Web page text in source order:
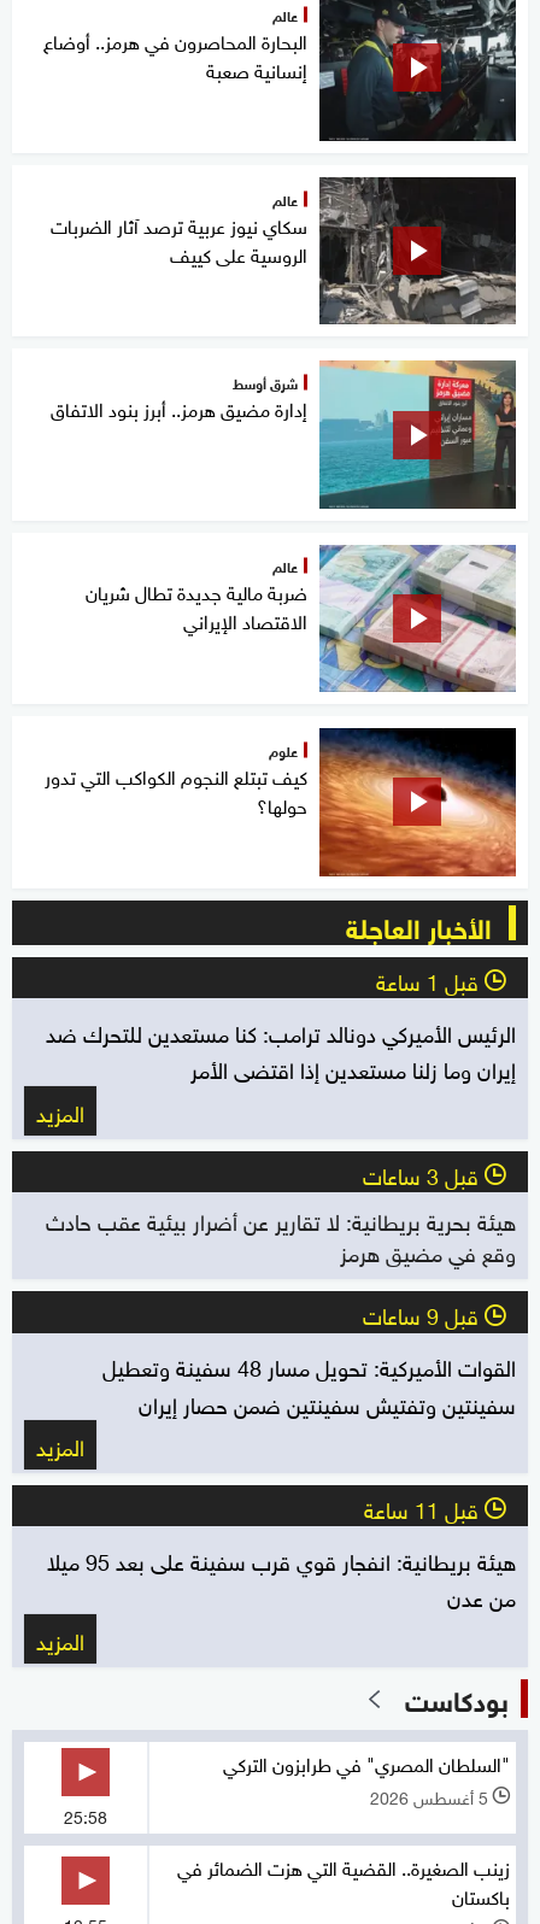
عالم
البحارة المحاصرون في هرمز.. أوضاع
إنسانية صعبة
عالم
سكاي نيوز عربية ترصد آثار الضربات
الروسية على كييف
شرق أوسط
إدارة مضيق هرمز.. أبرز بنود الاتفاق
عالم
ضربة مالية جديدة تطال شريان
الاقتصاد الإيراني
علوم
كيف تبتلع النجوم الكواكب التي تدور
حولها؟
الأخبار العاجلة
l قبل 1 ساعة
الرئيس الأميركي دونالد ترامب: كنا مستعدين للتحرك ضد
إيران وما زلنا مستعدين إذا اقتضى الأمر
المزيد
l قبل 3 ساعات
هيئة بحرية بريطانية: لا تقارير عن أضرار بيئية عقب حادث
وقع في مضيق هرمز
l قبل 9 ساعات
القوات الأميركية: تحويل مسار 48 سفينة وتعطيل
سفينتين وتفتيش سفينتين ضمن حصار إيران
المزيد
l قبل 11 ساعة
هيئة بريطانية: انفجار قوي قرب سفينة على بعد 95 ميلا
من عدن
المزيد
بودكاست
"السلطان المصري" في طرابزون التركي
l 5 أغسطس 2026
25:58
زينب الصغيرة.. القضية التي هزت الضمائر في
باكستان